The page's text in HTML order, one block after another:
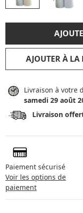
AJOUTER À LA
Livraison à votre
samedi 29 août
Livraison
Paiement sécurisé
Voir les options de
paiement